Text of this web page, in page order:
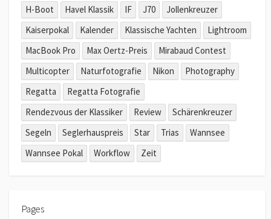
H-Boot
Havel Klassik IF J70
Jollenkreuzer
Kaiserpokal
Kalender Klassische Yachten
Lightroom
MacBook Pro
Max Oertz-Preis
Mirabaud Contest
Multicopter
Naturfotografie Nikon
Photography
Regatta
Regatta Fotografie
Rendezvous der Klassiker
Review
Schärenkreuzer
Segeln
Seglerhauspreis Star Trias
Wannsee
Wannsee Pokal
Workflow Zeit
Pages